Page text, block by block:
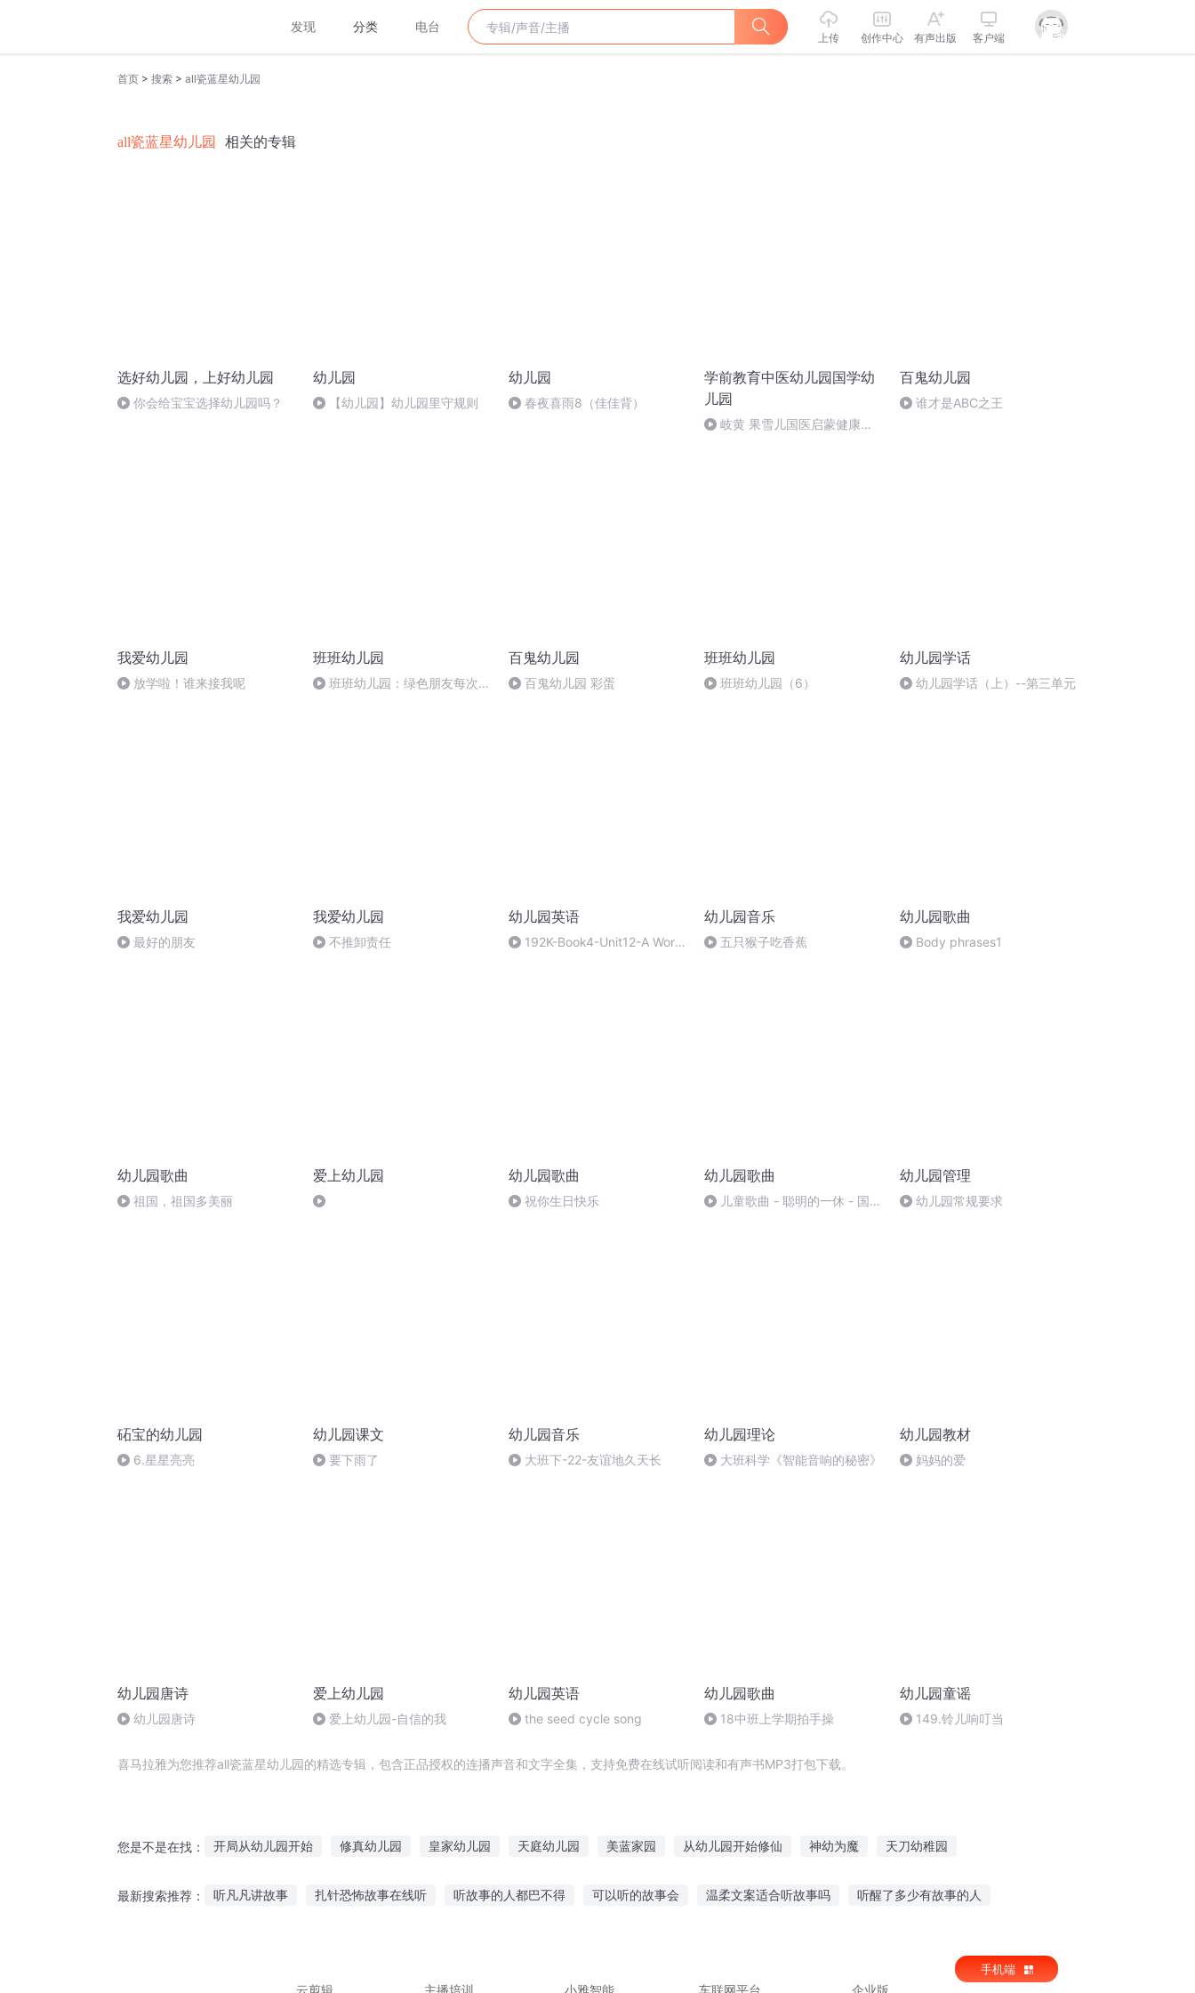
发现 分类 电台
上传 创作中心 有声出版 客户端
首页 > 搜索 > all瓷蓝星幼儿园
all瓷蓝星幼儿园 相关的专辑
选好幼儿园，上好幼儿园
你会给宝宝选择幼儿园吗？
幼儿园
【幼儿园】幼儿园里守规则
幼儿园
春夜喜雨8（佳佳背）
学前教育中医幼儿园国学幼
儿园
岐黄 果雪儿国医启蒙健康教
百鬼幼儿园
谁才是ABC之王
我爱幼儿园
放学啦！谁来接我呢
班班幼儿园
班班幼儿园：绿色朋友每次考
百鬼幼儿园
百鬼幼儿园 彩蛋
班班幼儿园
班班幼儿园（6）
幼儿园学话
幼儿园学话（上）--第三单元
我爱幼儿园
最好的朋友
我爱幼儿园
不推卸责任
幼儿园英语
192K-Book4-Unit12-A World
幼儿园音乐
五只猴子吃香蕉
幼儿园歌曲
Body phrases1
幼儿园歌曲
祖国，祖国多美丽
爱上幼儿园 幼儿园歌曲
祝你生日快乐
幼儿园歌曲
儿童歌曲 - 聪明的一休 - 国语
幼儿园管理
幼儿园常规要求
砳宝的幼儿园
6.星星亮亮
幼儿园课文
要下雨了
幼儿园音乐
大班下-22-友谊地久天长
幼儿园理论
大班科学《智能音响的秘密》
幼儿园教材
妈妈的爱
幼儿园唐诗
幼儿园唐诗
爱上幼儿园
爱上幼儿园-自信的我
幼儿园英语
the seed cycle song
幼儿园歌曲
18中班上学期拍手操
幼儿园童谣
149.铃儿响叮当
喜马拉雅为您推荐all瓷蓝星幼儿园的精选专辑，包含正品授权的连播声音和文字全集，支持免费在线试听阅读和有声书MP3打包下载。
您是不是在找： 开局从幼儿园开始 修真幼儿园 皇家幼儿园 天庭幼儿园 美蓝家园 从幼儿园开始修仙 神幼为魔 天刀幼稚园
最新搜索推荐： 听凡凡讲故事 扎针恐怖故事在线听 听故事的人都巴不得 可以听的故事会 温柔文案适合听故事吗 听醒了多少有故事的人
云剪辑
主播培训 小雅智能 车联网平台 企业版
手机端